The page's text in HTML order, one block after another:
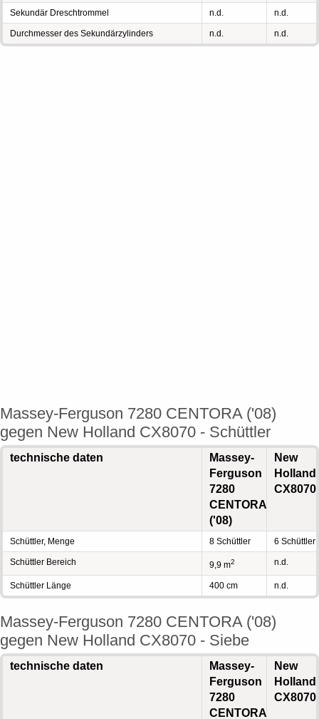
Sekundär Dreschtrommel n.d. n.d.
Durchmesser des Sekundärzylinders n.d. n.d.
Massey-Ferguson 7280 CENTORA ('08)
gegen New Holland CX8070 - Schüttler
technische daten
Massey-
Ferguson
7280
CENTORA
('08)
New
Holland
CX8070
Schüttler, Menge 8 Schüttler 6 Schüttler
Schüttler Bereich 9,9 m2 n.d.
Schüttler Länge 400 cm n.d.
Massey-Ferguson 7280 CENTORA ('08)
gegen New Holland CX8070 - Siebe
technische daten
Massey-
Ferguson
7280
CENTORA
New
Holland
CX8070